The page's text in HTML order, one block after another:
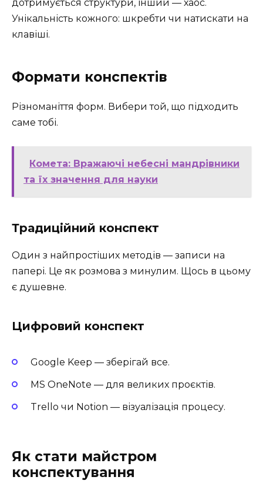
дотримується структури, інший — хаос.
Унікальність кожного: шкребти чи натискати на
клавіші.
Формати конспектів
Різноманіття форм. Вибери той, що підходить
саме тобі.
Комета: Вражаючі небесні мандрівники
та їх значення для науки
Традиційний конспект
Один з найпростіших методів — записи на
папері. Це як розмова з минулим. Щось в цьому
є душевне.
Цифровий конспект
Google Keep — зберігай все.
MS OneNote — для великих проєктів.
Trello чи Notion — візуалізація процесу.
Як стати майстром
конспектування